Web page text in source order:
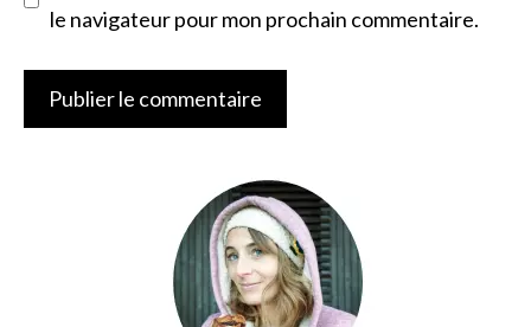
le navigateur pour mon prochain commentaire.